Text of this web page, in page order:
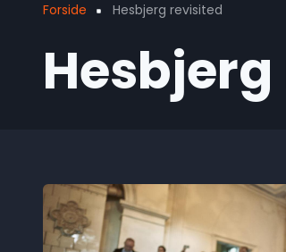
Breadcrumb
Forside Hesbjerg revisited